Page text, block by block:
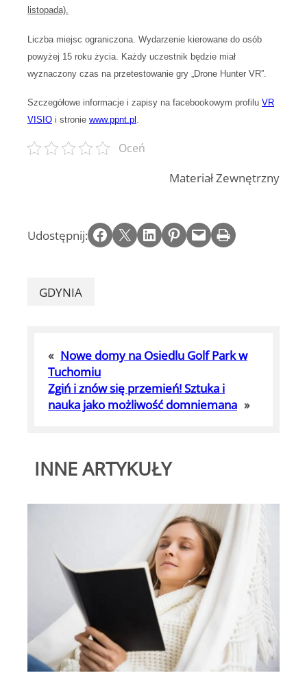
listopada).
Liczba miejsc ograniczona. Wydarzenie kierowane do osób
powyżej 15 roku życia. Każdy uczestnik będzie miał
wyznaczony czas na przetestowanie gry „Drone Hunter VR”.
Szczegółowe informacje i zapisy na facebookowym profilu VR
VISIO i stronie www.ppnt.pl .
Oceń
Materiał Zewnętrzny
Udostępnij: Share on Facebook Email this Page Share on LinkedIn Share on Pinterest Email this Page Print this Page
GDYNIA
« Nowe domy na Osiedlu Golf Park w
Tuchomiu
Zgiń i znów się przemień! Sztuka i
nauka jako możliwość domniemana »
INNE ARTYKUŁY